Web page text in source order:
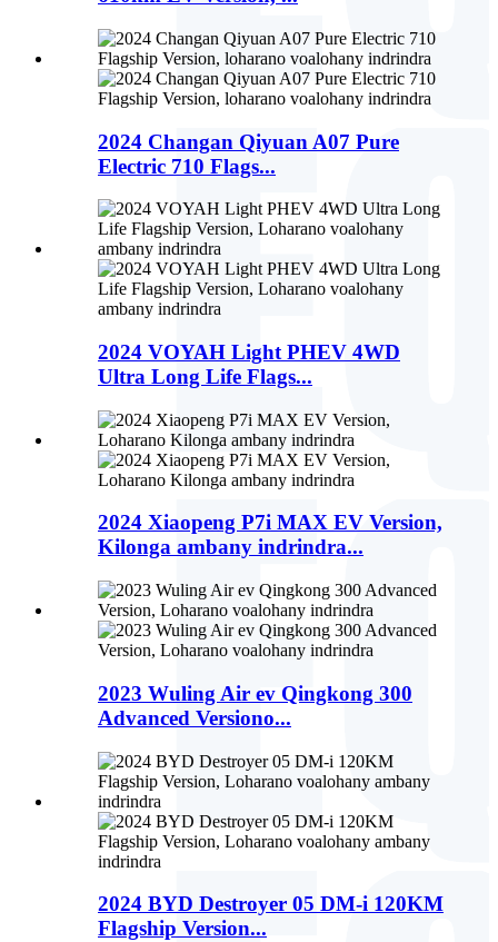
2024 Changan Qiyuan A07 Pure
Electric 710 Flags...
2024 VOYAH Light PHEV 4WD
Ultra Long Life Flags...
2024 Xiaopeng P7i MAX EV Version,
Kilonga ambany indrindra...
2023 Wuling Air ev Qingkong 300
Advanced Versiono...
2024 BYD Destroyer 05 DM-i 120KM
Flagship Version...